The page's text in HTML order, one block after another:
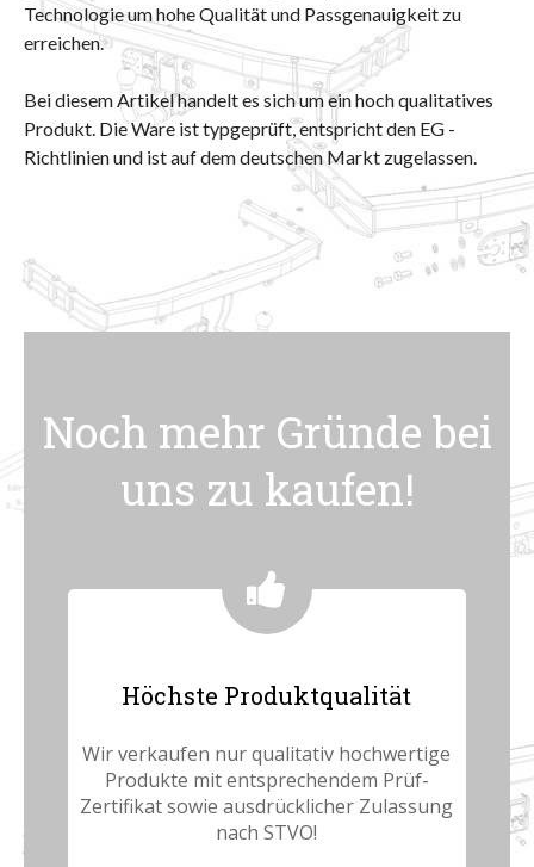
Technologie um hohe Qualität und Passgenauigkeit zu
erreichen.
Bei diesem Artikel handelt es sich um ein hoch qualitatives
Produkt. Die Ware ist typgeprüft, entspricht den EG -
Richtlinien und ist auf dem deutschen Markt zugelassen.
Noch mehr Gründe bei
uns zu kaufen!
Höchste Produktqualität
Wir verkaufen nur qualitativ hochwertige
Produkte mit entsprechendem Prüf-
Zertifikat sowie ausdrücklicher Zulassung
nach STVO!